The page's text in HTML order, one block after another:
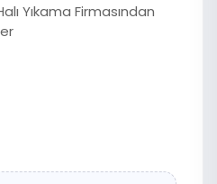
Yıkama Firmasından